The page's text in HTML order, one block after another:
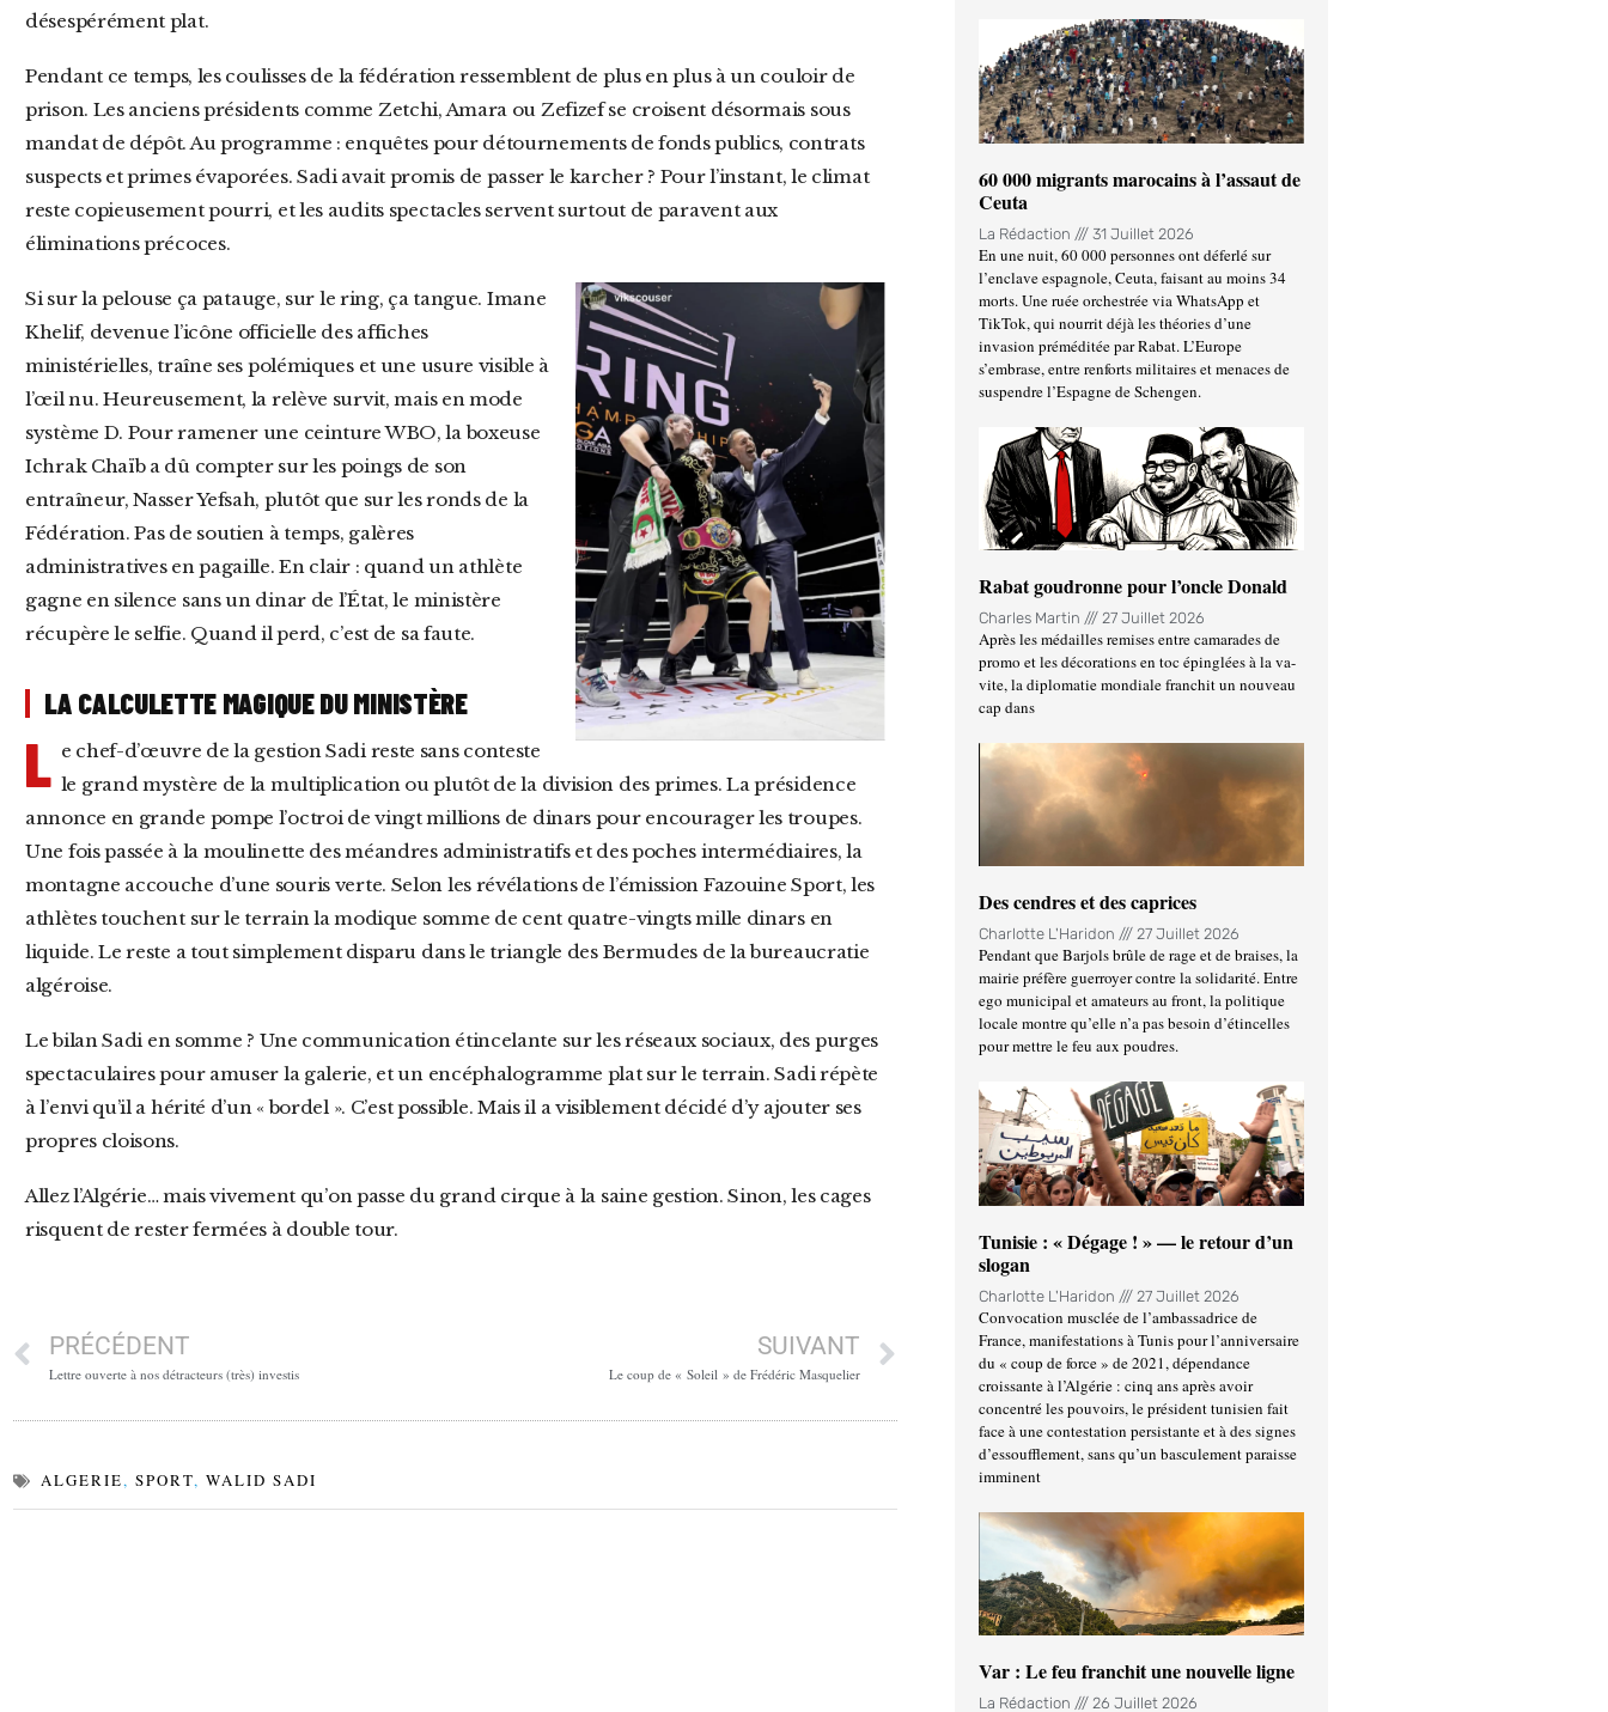
désespérément plat.
Pendant ce temps, les coulisses de la fédération ressemblent de plus en plus à un couloir de
prison. Les anciens présidents comme Zetchi, Amara ou Zefizef se croisent désormais sous
mandat de dépôt. Au programme : enquêtes pour détournements de fonds publics, contrats
suspects et primes évaporées. Sadi avait promis de passer le karcher ? Pour l’instant, le climat
reste copieusement pourri, et les audits spectacles servent surtout de paravent aux
éliminations précoces.
Si sur la pelouse ça patauge, sur le ring, ça tangue. Imane
Khelif, devenue l’icône officielle des affiches
ministérielles, traîne ses polémiques et une usure visible à
l’œil nu. Heureusement, la relève survit, mais en mode
système D. Pour ramener une ceinture WBO, la boxeuse
Ichrak Chaïb a dû compter sur les poings de son
entraîneur, Nasser Yefsah, plutôt que sur les ronds de la
Fédération. Pas de soutien à temps, galères
administratives en pagaille. En clair : quand un athlète
gagne en silence sans un dinar de l’État, le ministère
récupère le selfie. Quand il perd, c’est de sa faute.
LA CALCULETTE MAGIQUE DU MINISTÈRE
L e chef-d’œuvre de la gestion Sadi reste sans conteste
le grand mystère de la multiplication ou plutôt de la division des primes. La présidence
annonce en grande pompe l’octroi de vingt millions de dinars pour encourager les troupes.
Une fois passée à la moulinette des méandres administratifs et des poches intermédiaires, la
montagne accouche d’une souris verte. Selon les révélations de l’émission Fazouine Sport, les
athlètes touchent sur le terrain la modique somme de cent quatre-vingts mille dinars en
liquide. Le reste a tout simplement disparu dans le triangle des Bermudes de la bureaucratie
algéroise.
Le bilan Sadi en somme ? Une communication étincelante sur les réseaux sociaux, des purges
spectaculaires pour amuser la galerie, et un encéphalogramme plat sur le terrain. Sadi répète
à l’envi qu’il a hérité d’un « bordel ». C’est possible. Mais il a visiblement décidé d’y ajouter ses
propres cloisons.
Allez l’Algérie… mais vivement qu’on passe du grand cirque à la saine gestion. Sinon, les cages
risquent de rester fermées à double tour.
PRÉCÉDENT
Lettre ouverte à nos détracteurs (très) investis
SUIVANT
Le coup de « Soleil » de Frédéric Masquelier
ALGERIE, SPORT, WALID SADI
60 000 migrants marocains à l’assaut de
Ceuta
La Rédaction 31 Juillet 2026
En une nuit, 60 000 personnes ont déferlé sur
l’enclave espagnole, Ceuta, faisant au moins 34
morts. Une ruée orchestrée via WhatsApp et
TikTok, qui nourrit déjà les théories d’une
invasion préméditée par Rabat. L’Europe
s’embrase, entre renforts militaires et menaces de
suspendre l’Espagne de Schengen.
Rabat goudronne pour l’oncle Donald
Charles Martin 27 Juillet 2026
Après les médailles remises entre camarades de
promo et les décorations en toc épinglées à la va-
vite, la diplomatie mondiale franchit un nouveau
cap dans
Des cendres et des caprices
Charlotte L'Haridon 27 Juillet 2026
Pendant que Barjols brûle de rage et de braises, la
mairie préfère guerroyer contre la solidarité. Entre
ego municipal et amateurs au front, la politique
locale montre qu’elle n’a pas besoin d’étincelles
pour mettre le feu aux poudres.
Tunisie : « Dégage ! » — le retour d’un
slogan
Charlotte L'Haridon 27 Juillet 2026
Convocation musclée de l’ambassadrice de
France, manifestations à Tunis pour l’anniversaire
du « coup de force » de 2021, dépendance
croissante à l’Algérie : cinq ans après avoir
concentré les pouvoirs, le président tunisien fait
face à une contestation persistante et à des signes
d’essoufflement, sans qu’un basculement paraisse
imminent
Var : Le feu franchit une nouvelle ligne
La Rédaction 26 Juillet 2026